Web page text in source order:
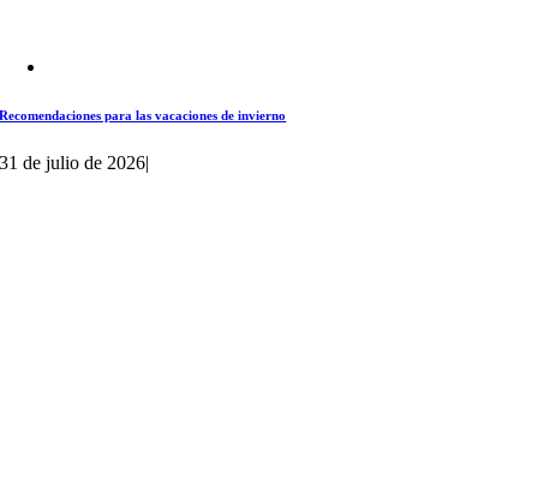
Recomendaciones para las vacaciones de invierno
31 de julio de 2026|